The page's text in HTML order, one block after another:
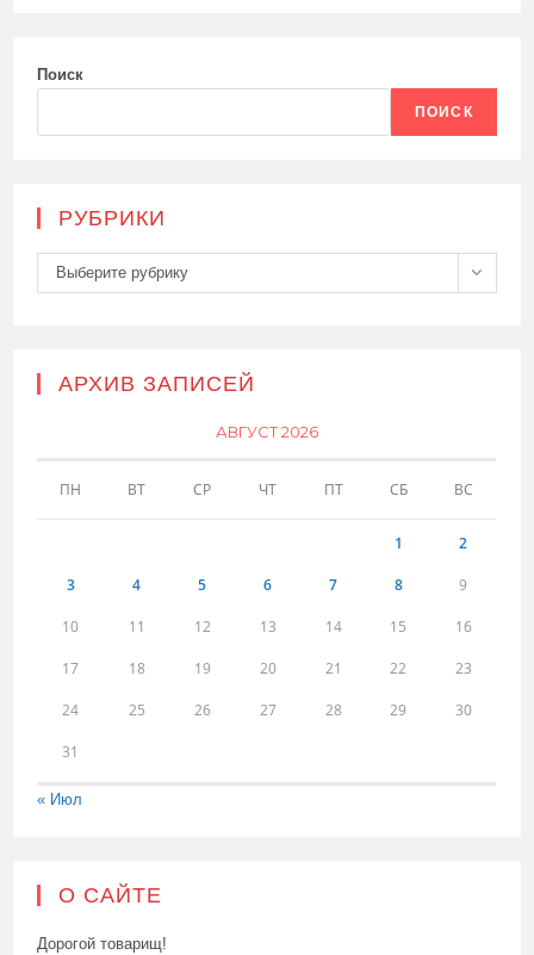
Поиск
ПОИСК
РУБРИКИ
Рубрики
Выберите рубрику
АРХИВ ЗАПИСЕЙ
АВГУСТ 2026
ПН ВТ СР ЧТ ПТ СБ ВС
1 2
3 4 5 6 7 8 9
10 11 12 13 14 15 16
17 18 19 20 21 22 23
24 25 26 27 28 29 30
31
« Июл
О САЙТЕ
Дорогой товарищ!